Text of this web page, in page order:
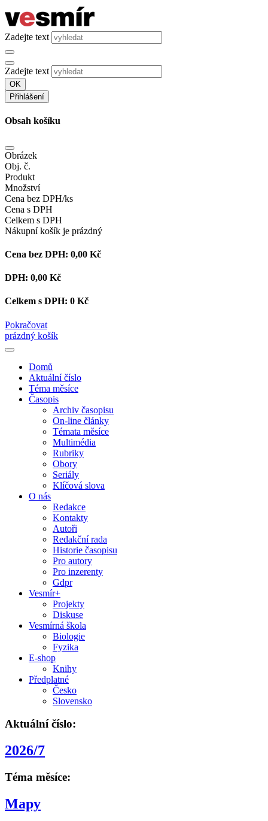
Zadejte text
Zadejte text
OK
Přihlášení
Obsah košíku
Obrázek
Obj. č.
Produkt
Množství
Cena bez DPH/ks
Cena s DPH
Celkem s DPH
Nákupní košík je prázdný
Cena bez DPH: 0,00 Kč
DPH: 0,00 Kč
Celkem s DPH: 0 Kč
Pokračovat
prázdný košík
Domů
Aktuální číslo
Téma měsíce
Časopis
Archiv časopisu
On-line články
Témata měsíce
Multimédia
Rubriky
Obory
Seriály
Klíčová slova
O nás
Redakce
Kontakty
Autoři
Redakční rada
Historie časopisu
Pro autory
Pro inzerenty
Gdpr
Vesmír+
Projekty
Diskuse
Vesmírná škola
Biologie
Fyzika
E-shop
Knihy
Předplatné
Česko
Slovensko
Aktuální číslo:
2026/7
Téma měsíce:
Mapy